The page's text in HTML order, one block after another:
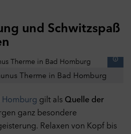
und Schwitzspaß
Therme in Bad Homburg
Homburg gilt als Quelle der
ganz besondere
Relaxen von Kopf bis